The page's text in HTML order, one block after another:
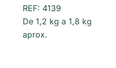
REF: 4139
De 1,2 kg a 1,8 kg
aprox.